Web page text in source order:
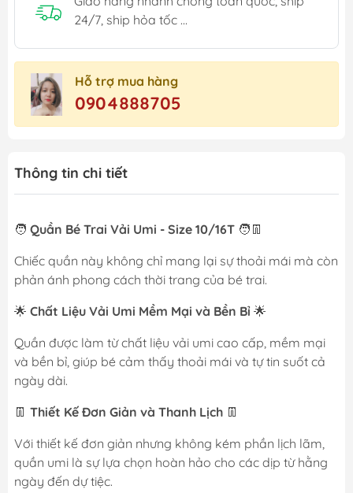
24/7, ship hỏa tốc ...
Hỗ trợ mua hàng
0904888705
Thông tin chi tiết
🧑 Quần Bé Trai Vải Umi - Size 10/16T 🧑👖
Chiếc quần này không chỉ mang lại sự thoải mái mà còn
phản ánh phong cách thời trang của bé trai.
🌟 Chất Liệu Vải Umi Mềm Mại và Bền Bỉ 🌟
Quần được làm từ chất liệu vải umi cao cấp, mềm mại
và bền bỉ, giúp bé cảm thấy thoải mái và tự tin suốt cả
ngày dài.
👖 Thiết Kế Đơn Giản và Thanh Lịch 👖
Với thiết kế đơn giản nhưng không kém phần lịch lãm,
quần umi là sự lựa chọn hoàn hảo cho các dịp từ hằng
ngày đến dự tiệc.